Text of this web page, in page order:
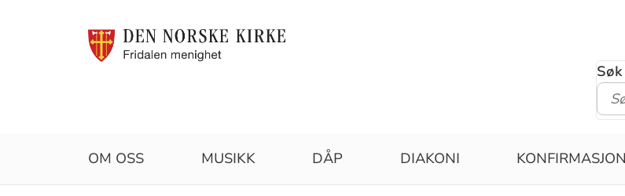
OM OSS MUSIKK DÅP DIAKONI KONFIRMASJON